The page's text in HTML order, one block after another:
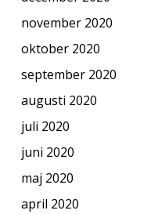
november 2020
oktober 2020
september 2020
augusti 2020
juli 2020
juni 2020
maj 2020
april 2020